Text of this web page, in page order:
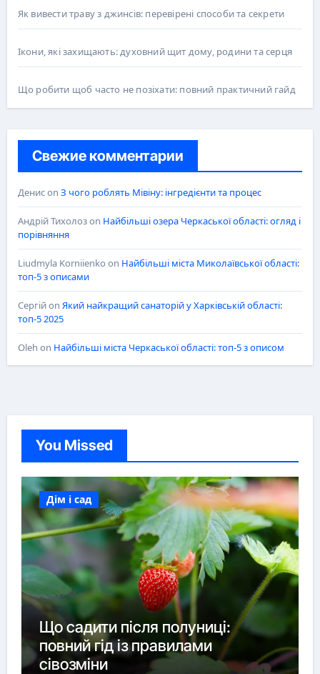
Як вивести траву з джинсів: перевірені способи та секрети
Ікони, які захищають: духовний щит дому, родини та серця
Що робити щоб часто не позіхати: повний практичний гайд
Свежие комментарии
Денисon З чого роблять Мівіну: інгредієнти та процес
Андрій Тихолозon Найбільші озера Черкаської області: огляд і
порівняння
Liudmyla Korniienko on Найбільші міста Миколаївської області:
топ-5 з описами
Сергійon Який найкращий санаторій у Харківській області:
топ-5 2025
Oleh on Найбільші міста Черкаської області: топ-5 з описом
You Missed
Дім і сад
Що садити після полуниці:
повний гід із правилами
сівозміни